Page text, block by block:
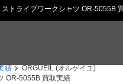
トライプワークシャツ OR-5055B
績
ORGUEIL (オルゲイユ)
OR-5055B 買取実績